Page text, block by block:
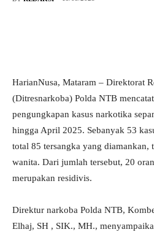
HarianNusa, Mataram – Direktorat
(Ditresnarkoba) Polda NTB
pengungkapan kasus narkotika
hingga April 2025. Sebanyak 53
total 85 tersangka yang diamankan,
wanita. Dari jumlah tersebut, 20
merupakan residivis.
Direktur narkoba Polda NTB,
Elhaj, SH , SIK., MH.,